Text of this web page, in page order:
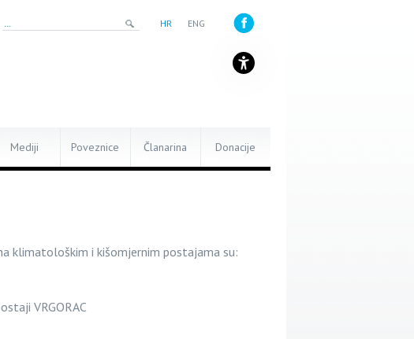
HR ENG
Mediji Poveznice Članarina Donacije
klimatološkim i kišomjernim postajama su:
VRGORAC